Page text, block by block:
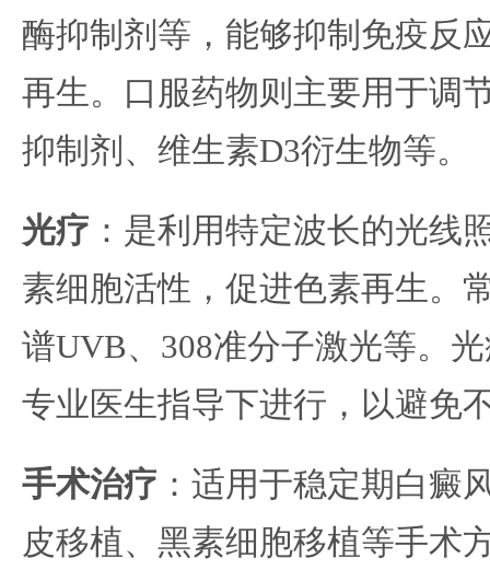
酶抑制剂等，能够抑制免疫反
再生。口服药物则主要用于调
抑制剂、维生素D3衍生物等。
光疗 ：是利用特定波长的光线
素细胞活性，促进色素再生。
谱UVB、308准分子激光等。
专业医生指导下进行，以避免
手术治疗 ：适用于稳定期白癜
皮移植、黑素细胞移植等手术